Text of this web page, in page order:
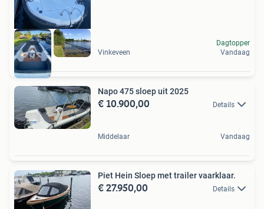
Vinkeveen
Dagtopper
Vandaag
Napo 475 sloep uit 2025
€ 10.900,00 Details
Middelaar Vandaag
Piet Hein Sloep met trailer vaarklaar.
€ 27.950,00 Details